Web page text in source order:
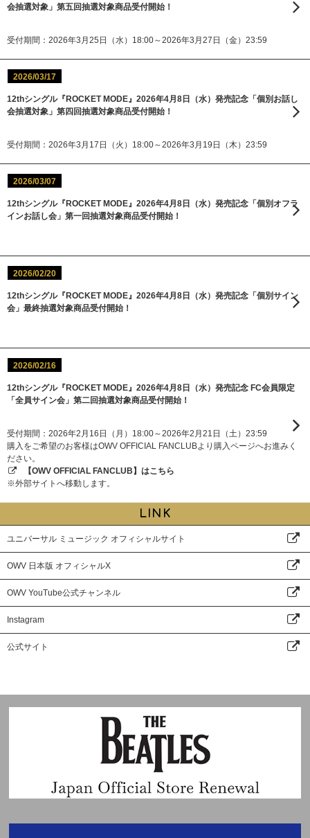
会抽選対象」第五回抽選対象商品受付開始！
受付期間：2026年3月25日（水）18:00～2026年3月27日（金）23:59
2026/03/17
12thシングル『ROCKET MODE』2026年4月8日（水）発売記念「個別お話し
会抽選対象」第四回抽選対象商品受付開始！
受付期間：2026年3月17日（火）18:00～2026年3月19日（木）23:59
2026/03/07
12thシングル『ROCKET MODE』2026年4月8日（水）発売記念「個別オフラ
インお話し会」第一回抽選対象商品受付開始！
2026/02/20
12thシングル『ROCKET MODE』2026年4月8日（水）発売記念「個別サイン
会」最終抽選対象商品受付開始！
2026/02/16
12thシングル『ROCKET MODE』2026年4月8日（水）発売記念 FC会員限定
「全員サイン会」第二回抽選対象商品受付開始！
受付期間：2026年2月16日（月）18:00～2026年2月21日（土）23:59
購入をご希望のお客様はOWV OFFICIAL FANCLUBより購入ページへお進みく
ださい。
【OWV OFFICIAL FANCLUB】はこちら
※外部サイトへ移動します。
LINK
ユニバーサル ミュージック オフィシャルサイト
OWV 日本版 オフィシャルX
OWV YouTube公式チャンネル
Instagram
公式サイト